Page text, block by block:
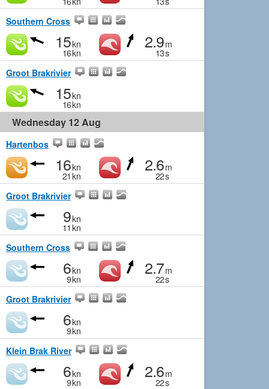
Southern Cross
15kn
16kn
2.9m
13s
Groot Brakrivier
15kn
16kn
Wednesday 12 Aug
Hartenbos
16kn
21 kn
2.6m
22s
Groot Brakrivier
9kn
11 kn
Southern Cross
6kn
9kn
2.7m
22s
Groot Brakrivier
6kn
9kn
Klein Brak River
6kn
9kn
2.6m
22s